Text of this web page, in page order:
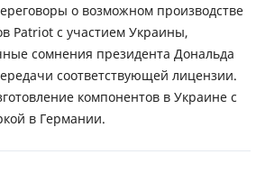
о возможном производстве
Patriot с участием Украины,
сомнения президента Дональда
соответствующей лицензии.
компонентов в Украине с
в ​​Германии.